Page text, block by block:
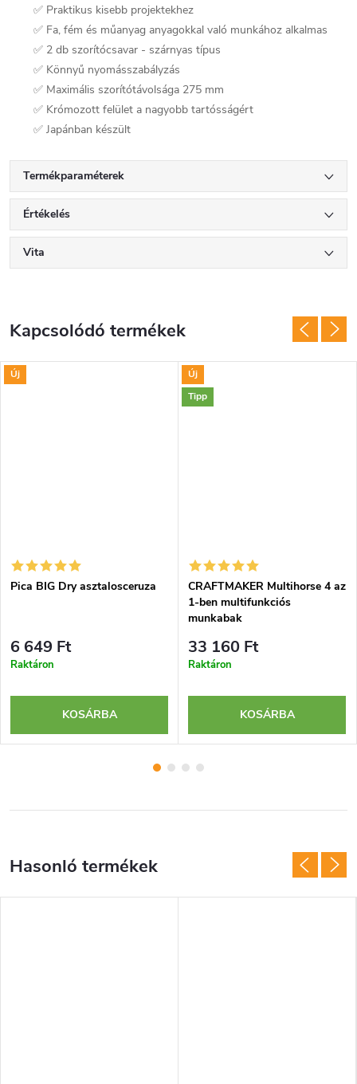
✅ Praktikus kisebb projektekhez
✅ Fa, fém és műanyag anyagokkal való munkához alkalmas
✅ 2 db szorítócsavar - szárnyas típus
✅ Könnyű nyomásszabályzás
✅ Maximális szorítótávolsága 275 mm
✅ Krómozott felület a nagyobb tartósságért
✅ Japánban készült
Termékparaméterek
Értékelés
Vita
Kapcsolódó termékek
Új
Pica BIG Dry asztalosceruza
6 649 Ft
Raktáron
KOSÁRBA
Új
Tipp
CRAFTMAKER Multihorse 4 az
1-ben multifunkciós
munkabak
33 160 Ft
Raktáron
KOSÁRBA